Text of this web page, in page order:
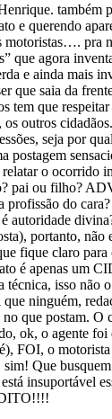
também
e querendo
motoristas…. pra
que agora
e ainda mais
que saia da
tem que
os outros
seja por
postagem
relatar o ocorrido
pai ou filho?
profissão do
autoridade
portanto, não
fique claro
é apenas um
técnica, isso não
que ninguém,
no que postam. O
ok, o agente foi
FOI, o
Que
insuportável